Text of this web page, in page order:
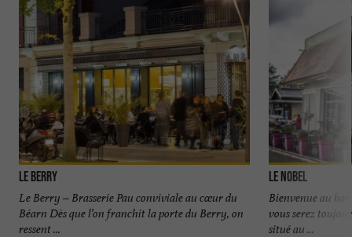
Le Berry
Le Berry – Brasserie Pau conviviale au cœur du
Béarn Dès que l’on franchit la porte du Berry, on
ressent ...
Le Nobel
Bienvenue au
vous serez
situé au ...